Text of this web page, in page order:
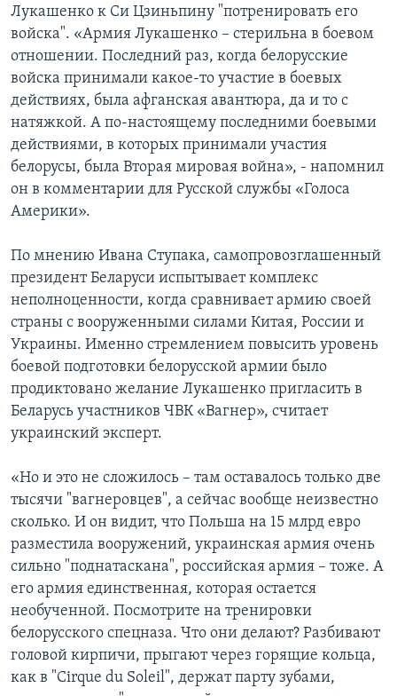
Лукашенко к Си Цзиньпину "потренировать его
войска". «Армия Лукашенко – стерильна в боевом
отношении. Последний раз, когда белорусские
войска принимали какое-то участие в боевых
действиях, была афганская авантюра, да и то с
натяжкой. А по-настоящему последними боевыми
действиями, в которых принимали участия
белорусы, была Вторая мировая война», - напомнил
он в комментарии для Русской службы «Голоса
Америки».
По мнению Ивана Ступака, самопровозглашенный
президент Беларуси испытывает комплекс
неполноценности, когда сравнивает армию своей
страны с вооруженными силами Китая, России и
Украины. Именно стремлением повысить уровень
боевой подготовки белорусской армии было
продиктовано желание Лукашенко пригласить в
Беларусь участников ЧВК «Вагнер», считает
украинский эксперт.
«Но и это не сложилось – там оставалось только две
тысячи "вагнеровцев", а сейчас вообще неизвестно
сколько. И он видит, что Польша на 15 млрд евро
разместила вооружений, украинская армия очень
сильно "поднатаскана", российская армия – тоже. А
его армия единственная, которая остается
необученной. Посмотрите на тренировки
белорусского спецназа. Что они делают? Разбивают
головой кирпичи, прыгают через горящие кольца,
как в "Cirque du Soleil", держат парту зубами,